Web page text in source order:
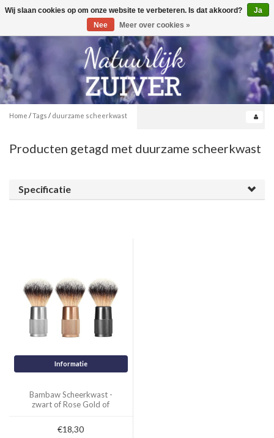
Toggle
0
Home /Tags / duurzame scheerkwast
Producten getagd met duurzame scheerkwast
Specificatie
Informatie
Bambaw Scheerkwast -
zwart of Rose Gold of
€18,30
Wij slaan cookies op om onze website te verbeteren. Is dat akkoord?
Ja
Nee
Meer over cookies »